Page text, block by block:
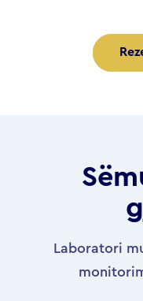
Laboratori